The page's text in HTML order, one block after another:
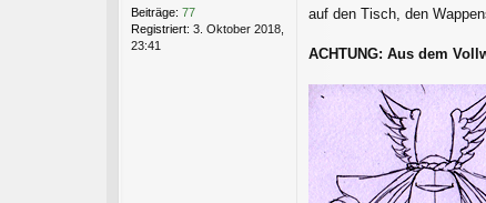
Beiträge: 77
Registriert: 3. Oktober 2018,
23:41
g
auf den Tisch, den
ACHTUNG: Aus dem